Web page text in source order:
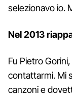
selezionavo io.
Nel 2013
Fu Pietro
contattarmi. Mi
canzoni e